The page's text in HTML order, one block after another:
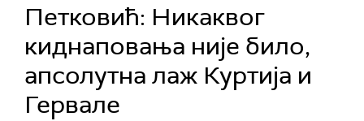
Петковић: Никаквог
киднаповања није било,
апсолутна лаж Куртија и
Гервале